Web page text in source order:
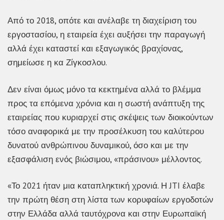
Από το 2018, οπότε και ανέλαβε τη διαχείριση του
εργοστασίου, η εταιρεία έχει αυξήσει την παραγωγή
αλλά έχει καταστεί και εξαγωγικός βραχίονας,
σημείωσε η κα Ζίγκοσλου.
Δεν είναι όμως μόνο τα κεκτημένα αλλά το βλέμμα
προς τα επόμενα χρόνια και η σωστή ανάπτυξη της
εταιρείας που κυριαρχεί στις σκέψεις των διοικούντων
τόσο αναφορικά με την προσέλκυση του καλύτερου
δυνατού ανθρώπινου δυναμικού, όσο και με την
εξασφάλιση ενός βιώσιμου, «πράσινου» μέλλοντος.
«Το 2021 ήταν μια καταπληκτική χρονιά. Η JTI έλαβε
την πρώτη θέση στη λίστα των κορυφαίων εργοδοτών
στην Ελλάδα αλλά ταυτόχρονα και στην Ευρωπαϊκή